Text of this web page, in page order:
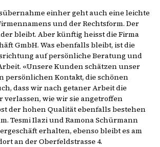
einher geht auch eine leichte
und der Rechtsform. Der
bleibt. Aber künftig heisst die Firma
GmbH. Was ebenfalls bleibt, ist die
auf persönliche Beratung und
«Unsere Kunden schätzen unser
persönlichen Kontakt, die schönen
dass wir nach getaner Arbeit die
verlassen, wie wir sie angetroffen
der hohen Qualität ebenfalls bestehen
Tesmi Ilazi und Ramona Schürmann
erhalten, ebenso bleibt es am
an der Oberfeldstrasse 4.